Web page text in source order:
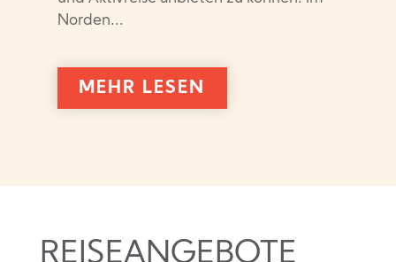
Norden...
MEHR LESEN
REISEANGEBOTE